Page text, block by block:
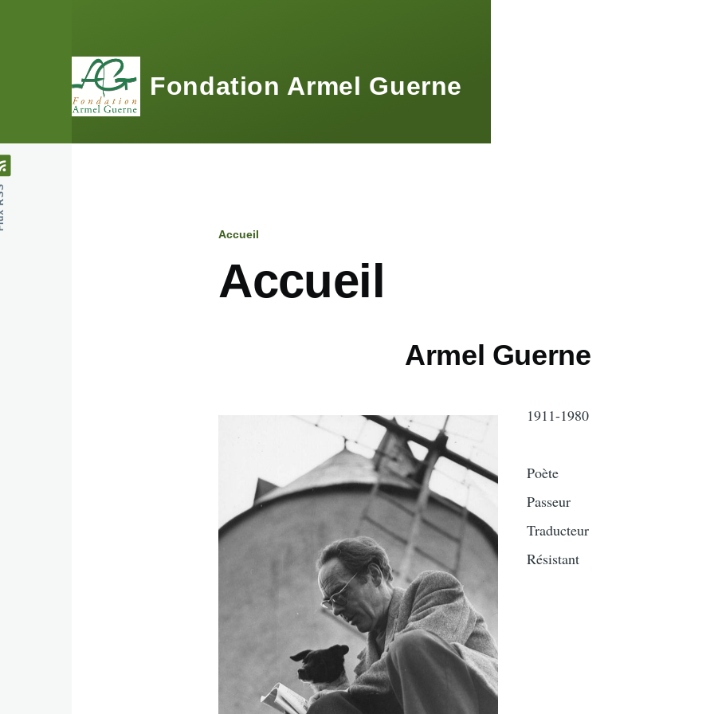
Fondation Armel Guerne
d'Ariane
Accueil
Accueil
Armel Guerne
1911-1980
Poète
Passeur
Traducteur
Résistant